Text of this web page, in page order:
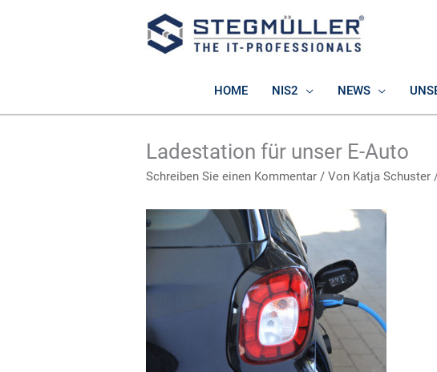
HOME NIS2 NEWS
Ladestation für unser E-Auto
Schreiben Sie einen Kommentar / Von Katja Schuster